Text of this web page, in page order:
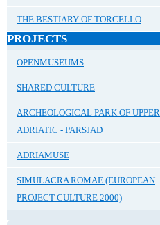
THE BESTIARY OF TORCELLO
PROJECTS
OPENMUSEUMS
SHARED CULTURE
ARCHEOLOGICAL PARK OF UPPER
ADRIATIC - PARSJAD
ADRIAMUSE
SIMULACRA ROMAE (EUROPEAN
PROJECT CULTURE 2000)